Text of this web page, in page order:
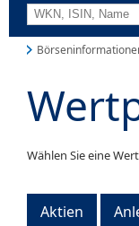
Wählen Sie eine
Aktien